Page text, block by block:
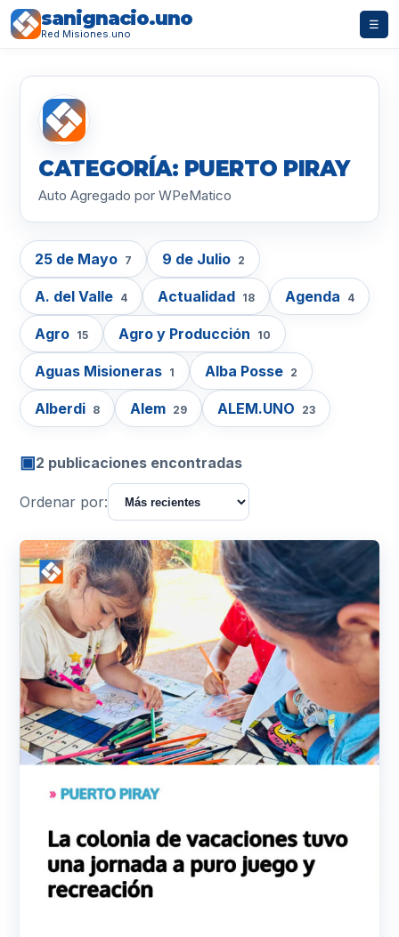
sanignacio.uno
Red Misiones.uno
☰
CATEGORÍA: PUERTO PIRAY
Auto Agregado por WPeMatico
25 de Mayo 7 9 de Julio 2
A. del Valle 4 Actualidad 18 Agenda 4
Agro 15 Agro y Producción 10
Aguas Misioneras 1 Alba Posse 2
Alberdi 8 Alem 29 ALEM.UNO 23
▣2 publicaciones encontradas
Ordenar por: